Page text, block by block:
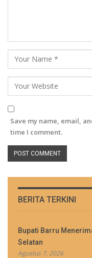
Save my name, email,
time I comment.
BERITA TERKINI
Bupati Barru
Selatan
Agustus 7, 2026